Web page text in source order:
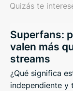
Quizás te
Superfans:
valen más
streams
¿Qué significa
independiente y